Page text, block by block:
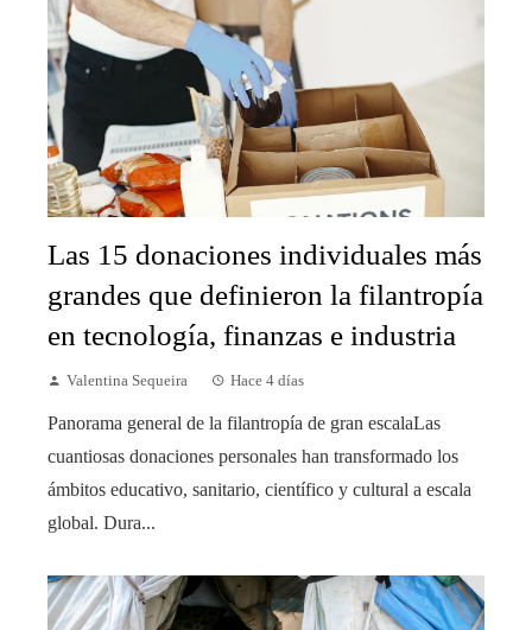
Las 15 donaciones individuales más
grandes que definieron la filantropía
en tecnología, finanzas e industria
Valentina Sequeira Hace 4 días
Panorama general de la filantropía de gran escalaLas
cuantiosas donaciones personales han transformado los
ámbitos educativo, sanitario, científico y cultural a escala
global. Dura...